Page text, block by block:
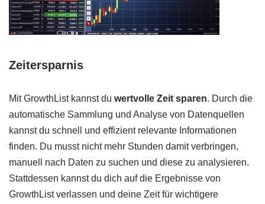
Zeitersparnis
Mit GrowthList kannst du wertvolle Zeit sparen. Durch die
automatische Sammlung und Analyse von Datenquellen
kannst du schnell und effizient relevante Informationen
finden. Du musst nicht mehr Stunden damit verbringen,
manuell nach Daten zu suchen und diese zu analysieren.
Stattdessen kannst du dich auf die Ergebnisse von
GrowthList verlassen und deine Zeit für wichtigere